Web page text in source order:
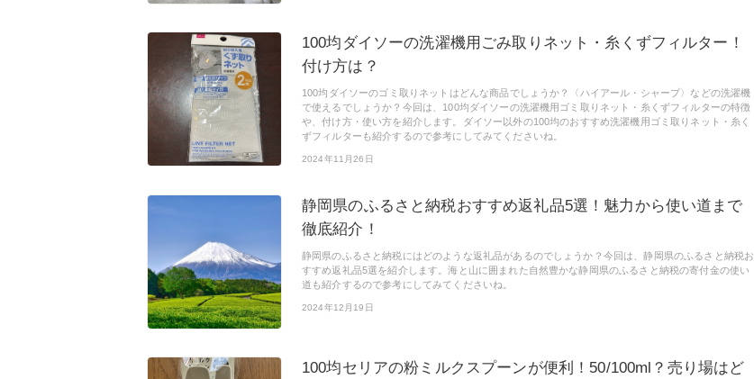
100均ダイソーの洗濯機用ごみ取りネット・糸くずフィルター！
付け方は？
100均ダイソーのゴミ取りネットはどんな商品でしょうか？〈ハイアール・シャープ〉などの洗濯機
で使えるでしょうか？今回は、100均ダイソーの洗濯機用ゴミ取りネット・糸くずフィルターの特徴
や、付け方・使い方を紹介します。ダイソー以外の100均のおすすめ洗濯機用ゴミ取りネット・糸く
ずフィルターも紹介するので参考にしてみてくださいね。
2024年11月26日
静岡県のふるさと納税おすすめ返礼品5選！魅力から使い道まで
徹底紹介！
静岡県のふるさと納税にはどのような返礼品があるのでしょうか？今回は、静岡県のふるさと納税お
すすめ返礼品5選を紹介します。海と山に囲まれた自然豊かな静岡県のふるさと納税の寄付金の使い
道も紹介するので参考にしてみてくださいね。
2024年12月19日
100均セリアの粉ミルクスプーンが便利！50/100ml？売り場はど